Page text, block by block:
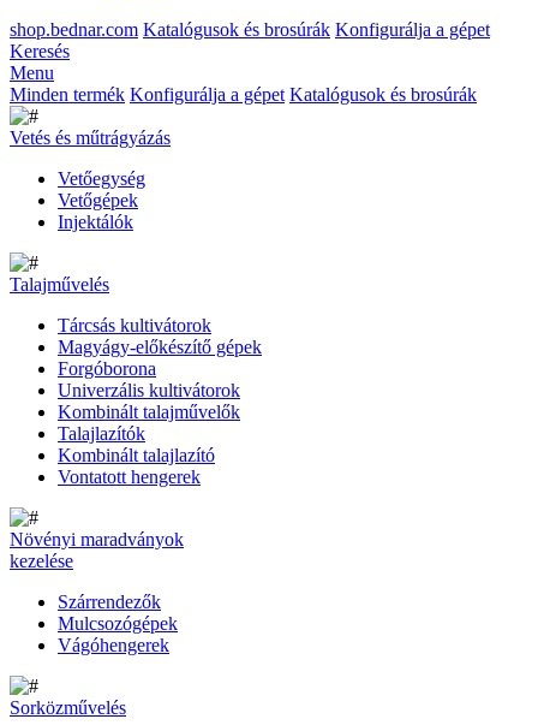
shop.bednar.com Katalógusok és brosúrák Konfigurálja a gépet
Keresés
Menu
Minden termék Konfigurálja a gépet Katalógusok és brosúrák
Vetés és műtrágyázás
Vetőegység
Vetőgépek
Injektálók
Talajművelés
Tárcsás kultivátorok
Magyágy-előkészítő gépek
Forgóborona
Univerzális kultivátorok
Kombinált talajművelők
Talajlazítók
Kombinált talajlazító
Vontatott hengerek
Növényi maradványok
kezelése
Szárrendezők
Mulcsozógépek
Vágóhengerek
Sorközművelés